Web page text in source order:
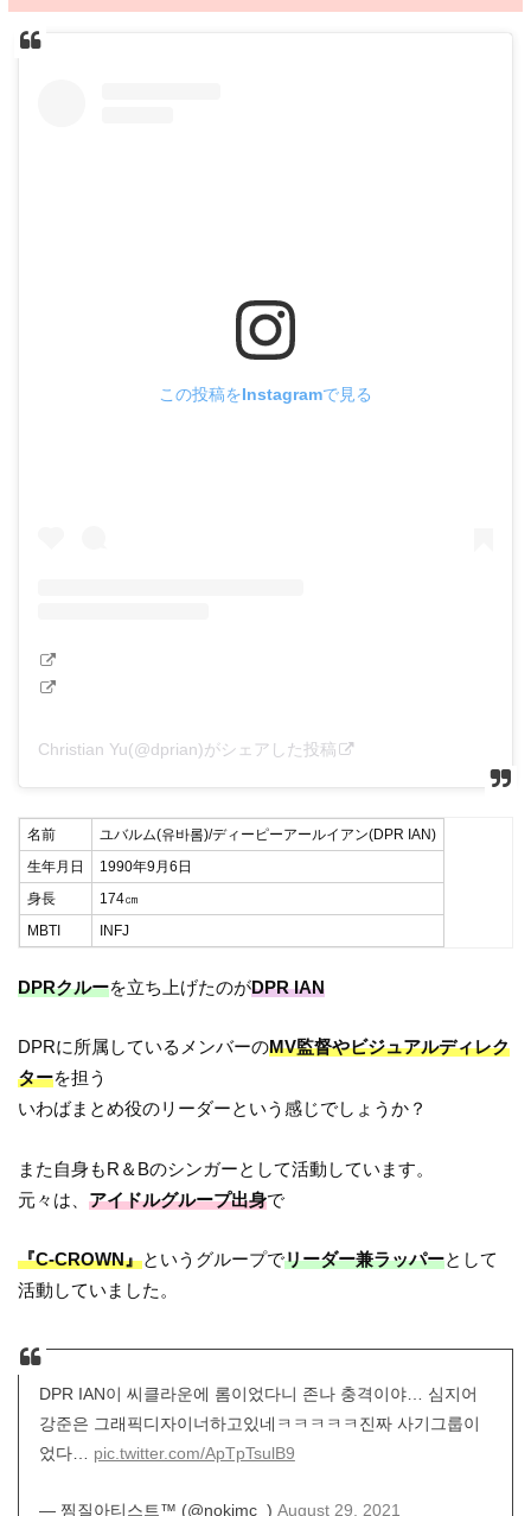
この投稿をInstagramで見る
Christian Yu(@dprian)がシェアした投稿
名前
ユバルム(유바롬)/ディーピーアールイアン(DPR IAN)
生年月日
1990年9月6日
身長
174㎝
MBTI
INFJ
DPRクルーを立ち上げたのがDPR IAN
DPRに所属しているメンバーのMV監督やビジュアルディレク
ターを担う
いわばまとめ役のリーダーという感じでしょうか？
また自身もR＆Bのシンガーとして活動しています。
元々は、アイドルグループ出身で
『C-CROWN』というグループでリーダー兼ラッパーとして
活動していました。
DPR IAN이 씨클라운에 롬이었다니 존나 충격이야… 심지어
강준은 그래픽디자이너하고있네ㅋㅋㅋㅋㅋ진짜 사기그룹이
었다… pic.twitter.com/ApTpTsulB9
— 찜질아티스트™ (@nokimc_) August 29, 2021